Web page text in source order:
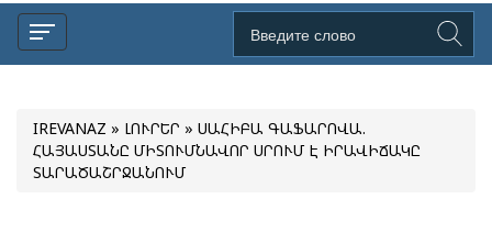
IREVANAZ » ԼՈՒՐԵՐ » ՍԱՀԻԲԱ ԳԱՖԱՐՈՎԱ.
ՀԱՅԱՍՏԱՆԸ ՄԻՏՈՒՄՆԱՎՈՐ ՍՐՈՒՄ Է ԻՐԱՎԻՃԱԿԸ
ՏԱՐԱԾԱՇՐՋԱՆՈՒՄ